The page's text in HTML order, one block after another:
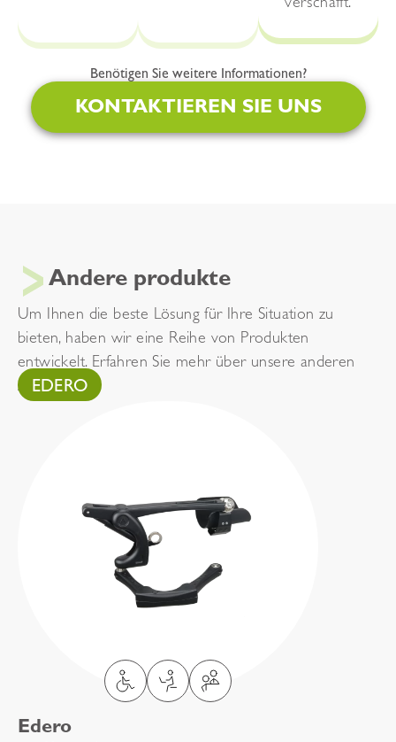
verschafft.
Benötigen Sie weitere Informationen?
KONTAKTIEREN SIE UNS
Andere produkte
Um Ihnen die beste Lösung für Ihre Situation zu
bieten, haben wir eine Reihe von Produkten
entwickelt. Erfahren Sie mehr über unsere anderen
Armstützen.
EDERO
Edero